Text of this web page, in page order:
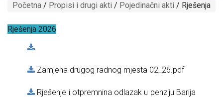
Početna / Propisi i drugi akti / Pojedinačni akti / Rješenja
Rješenja 2026
Zamjena drugog radnog mjesta 02_26.pdf
Rješenje i otpremnina odlazak u penziju Barija